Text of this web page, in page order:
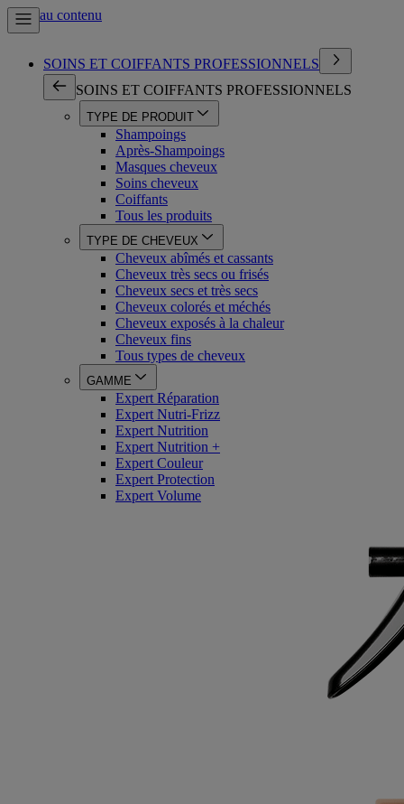
Aller au contenu
SOINS ET COIFFANTS PROFESSIONNELS
SOINS ET COIFFANTS PROFESSIONNELS
TYPE DE PRODUIT
Shampoings
Après-Shampoings
Masques cheveux
Soins cheveux
Coiffants
Tous les produits
TYPE DE CHEVEUX
Cheveux abîmés et cassants
Cheveux très secs ou frisés
Cheveux secs et très secs
Cheveux colorés et méchés
Cheveux exposés à la chaleur
Cheveux fins
Tous types de cheveux
GAMME
Expert Réparation
Expert Nutri-Frizz
Expert Nutrition
Expert Nutrition +
Expert Couleur
Expert Protection
Expert Volume